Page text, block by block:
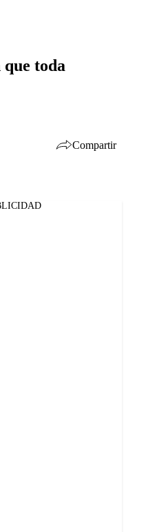
toda
Compartir